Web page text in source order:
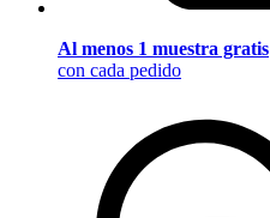
Al menos 1 muestra gratis
con cada pedido